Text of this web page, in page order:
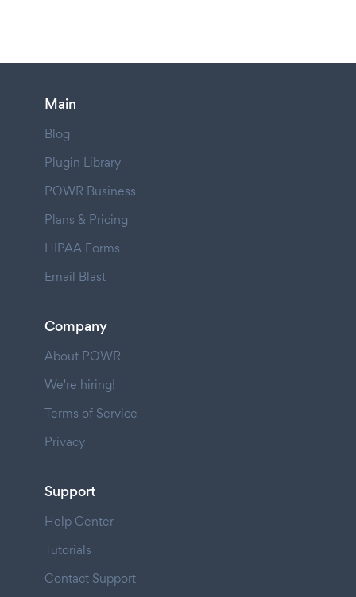
Main
Blog
Plugin Library
POWR Business
Plans & Pricing
HIPAA Forms
Email Blast
Company
About POWR
We're hiring!
Terms of Service
Privacy
Support
Help Center
Tutorials
Contact Support